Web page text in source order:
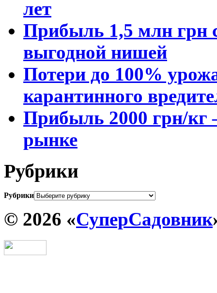
лет
Прибыль 1,5 млн грн
выгодной нишей
Потери до 100%
карантинного
Прибыль 2000 грн/кг
рынке
Рубрики
Рубрики
© 2026 «СуперСадовник